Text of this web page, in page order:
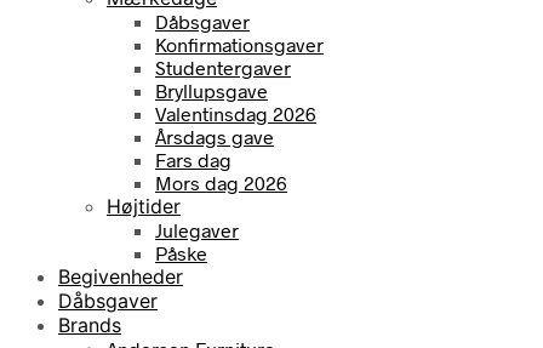
Dåbsgaver
Konfirmationsgaver
Studentergaver
Bryllupsgave
Valentinsdag 2026
Årsdags gave
Fars dag
Mors dag 2026
Højtider
Julegaver
Påske
Begivenheder
Dåbsgaver
Brands